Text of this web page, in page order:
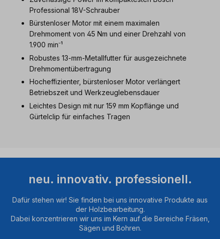
Professional 18V-Schrauber
Bürstenloser Motor mit einem maximalen
Drehmoment von 45 Nm und einer Drehzahl von
1.900 min⁻¹
Robustes 13-mm-Metallfutter für ausgezeichnete
Drehmomentübertragung
Hocheffizienter, bürstenloser Motor verlängert
Betriebszeit und Werkzeuglebensdauer
Leichtes Design mit nur 159 mm Kopflänge und
Gürtelclip für einfaches Tragen
neu. innovativ. professionell.
Dafür stehen wir! Sie finden bei uns innovative Produkte aus
der Holzbearbeitung.
Dabei konzentrieren wir uns im Kern auf die Bereiche Fräsen,
Sägen und Bohren.